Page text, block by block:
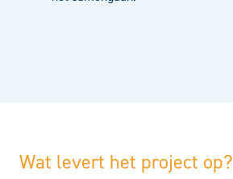
Wat levert het project op?